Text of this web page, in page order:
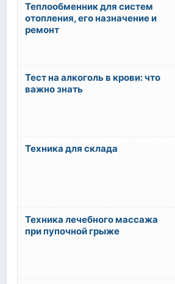
Теплообменник для систем
отопления, его назначение и
ремонт
Тест на алкоголь в крови: что
важно знать
Техника для склада
Техника лечебного массажа
при пупочной грыже